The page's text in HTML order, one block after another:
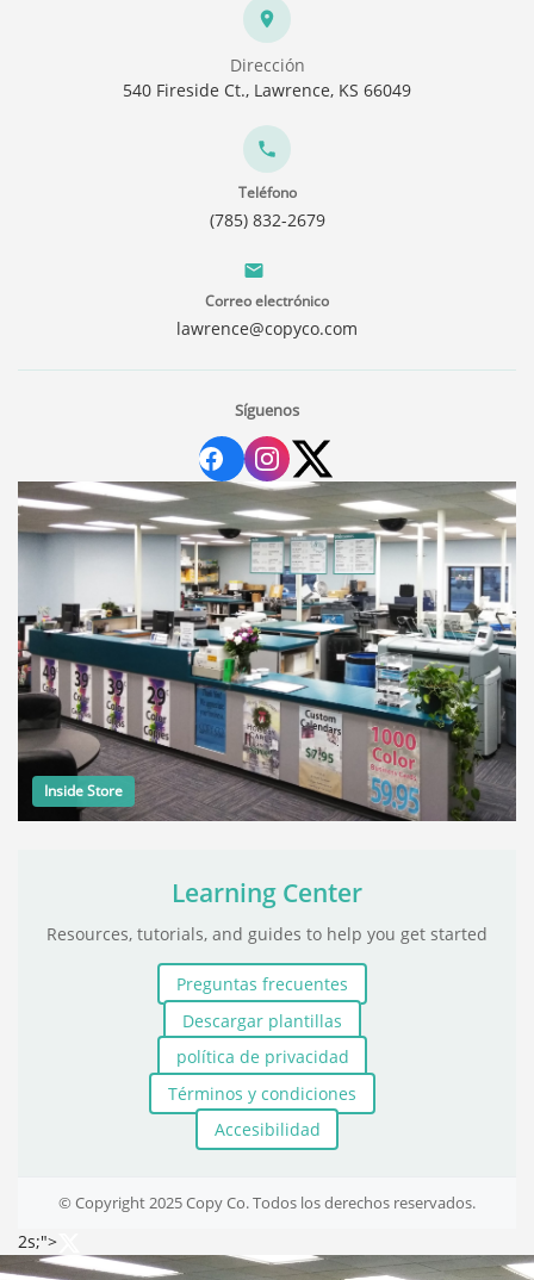
Dirección
540 Fireside Ct., Lawrence, KS 66049
Teléfono
(785) 832-2679
Correo electrónico
lawrence@copyco.com
Síguenos
Inside Store
Learning Center
Resources, tutorials, and guides to help you get started
Preguntas frecuentes
Descargar plantillas
política de privacidad
Términos y condiciones
Accesibilidad
© Copyright 2025 Copy Co. Todos los derechos reservados.
2s;">